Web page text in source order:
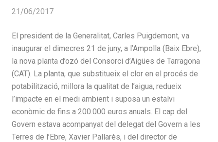
21/06/2017
El president de la Generalitat, Carles Puigdemont, va
inaugurar el dimecres 21 de juny, a l’Ampolla (Baix Ebre),
la nova planta d’ozó del Consorci d’Aigües de Tarragona
(CAT). La planta, que substitueix el clor en el procés de
potabilització, millora la qualitat de l’aigua, redueix
l’impacte en el medi ambient i suposa un estalvi
econòmic de fins a 200.000 euros anuals. El cap del
Govern estava acompanyat del delegat del Govern a les
Terres de l’Ebre, Xavier Pallarès, i del director de